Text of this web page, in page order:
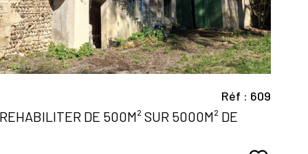
DE 500M² SUR 5000M² DE
Réf : 609